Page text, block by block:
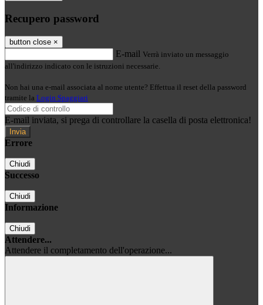
Recupero password
button close ×
E-mail Verrà inviato un messaggio
all'indirizzo indicato con le istruzioni necessarie.
Non hai una e-mail associata al nome utente? Effettua il reset della password
tramite la Login Spaggiari
E-mail inviata, si prega di controllare la casella di posta elettronica!
Errore
Chiudi
Successo
Chiudi
Informazione
Chiudi
Attendere...
Attendere il completamento dell'operazione...